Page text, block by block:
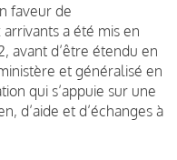
faveur de
a été mis en
avant d’être étendu en
et généralisé en
qui s’appuie sur une
d’aide et d’échanges à